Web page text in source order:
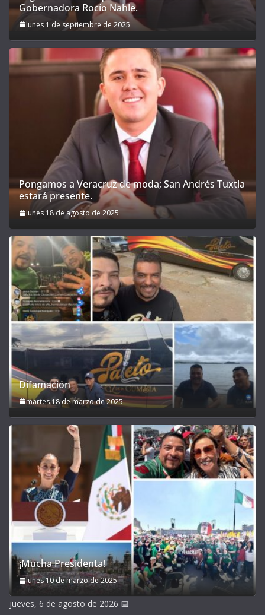
Gobernadora Rocío Nahle.
lunes 1 de septiembre de 2025
Pongamos a Veracruz de moda; San Andrés Tuxtla
estará presente.
lunes 18 de agosto de 2025
Difamación
martes 18 de marzo de 2025
¡Mucha Presidenta!
lunes 10 de marzo de 2025
jueves, 6 de agosto de 2026 📅